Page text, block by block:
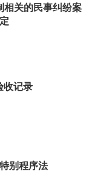
相关的民事纠纷案
收记录
别程序法